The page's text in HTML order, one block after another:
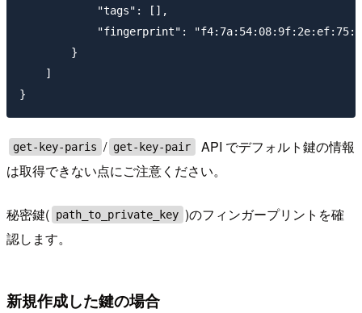
            "tags": [],
"fingerprint":
        }
    ]
get-key-paris / get-key-pair
API でデフォルト鍵の情報
は取得できない点にご注意ください。
秘密鍵( path_to_private_key )のフィンガープリントを確
認します。
新規作成した鍵の場合